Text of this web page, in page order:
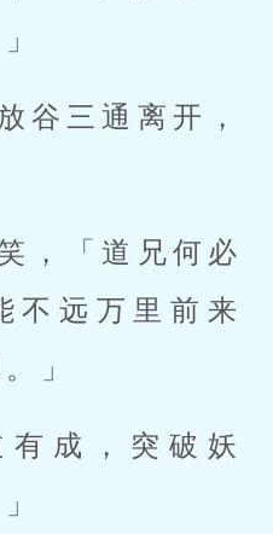
谷三通离开，
，「道兄何必
不远万里前来
」
有成，突破妖